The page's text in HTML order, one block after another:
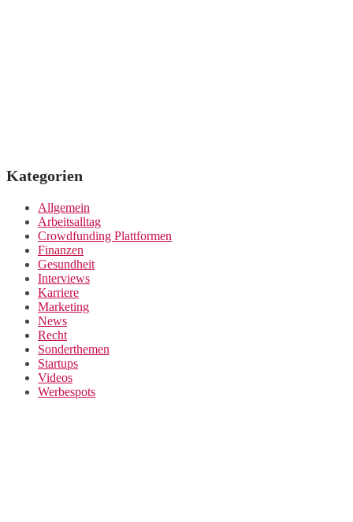
Kategorien
Allgemein
Arbeitsalltag
Crowdfunding Plattformen
Finanzen
Gesundheit
Interviews
Karriere
Marketing
News
Recht
Sonderthemen
Startups
Videos
Werbespots